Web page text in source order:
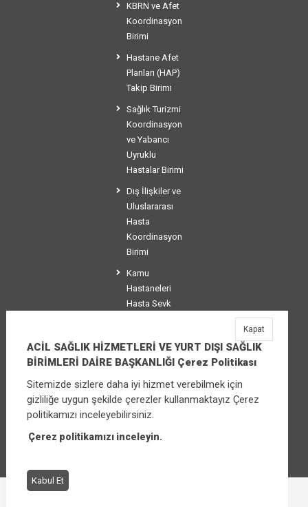
KBRN ve Afet
Koordinasyon
Birimi
Hastane Afet
Planları (HAP)
Takip Birimi
Sağlık Turizmi
Koordinasyon
ve Yabancı
Uyruklu
Hastalar Birimi
Dış İlişkiler ve
Uluslararası
Hasta
Koordinasyon
Birimi
Kamu
Hastaneleri
Hasta Sevk
ACİL SAĞLIK HİZMETLERİ VE YURT DIŞI
SAĞLIK BİRİMLERİ DAİRE BAŞKANLIĞI
Üniversiteler Mahallesi Şehit Mehmet Bayraktar
Caddesi No:3 Çankaya/Ankara
ACİL SAĞLIK HİZMETLERİ VE YURT DIŞI SAĞLIK
BİRİMLERİ DAİRE BAŞKANLIĞI Çerez Politikası
Sitemizde sizlere daha iyi hizmet verebilmek için
gizliliğe uygun şekilde çerezler kullanmaktayız Çerez
politikamızı inceleyebilirsiniz.
Çerez politikamızı inceleyin.
Kabul Et
Kapat